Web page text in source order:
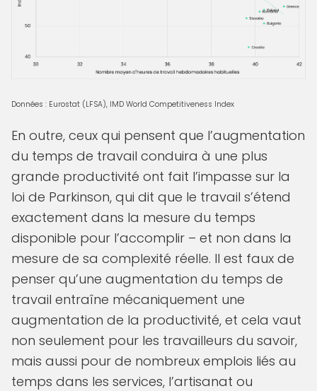
Données : Eurostat (LFSA), IMD World Competitiveness Index
En outre, ceux qui pensent que l’augmentation
du temps de travail conduira à une plus
grande productivité ont fait l’impasse sur la
loi de Parkinson, qui dit que le travail s’étend
exactement dans la mesure du temps
disponible pour l’accomplir – et non dans la
mesure de sa complexité réelle. Il est faux de
penser qu’une augmentation du temps de
travail entraîne mécaniquement une
augmentation de la productivité, et cela vaut
non seulement pour les travailleurs du savoir,
mais aussi pour de nombreux emplois liés au
temps dans les services, l’artisanat ou